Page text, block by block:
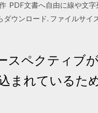
PDF文書へ自由に線や文
ダウンロード. ファイルサ
スペクティブ
まれているた